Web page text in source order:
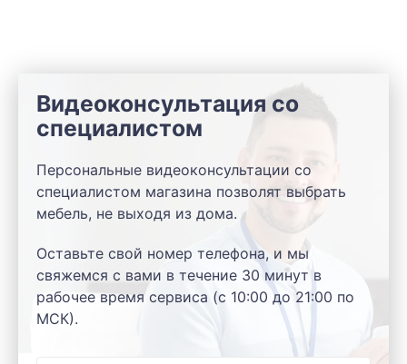
Видеоконсультация со
специалистом
Персональные видеоконсультации со
специалистом магазина позволят выбрать
мебель, не выходя из дома.
Оставьте свой номер телефона, и мы
свяжемся с вами в течение 30 минут в
рабочее время сервиса (с 10:00 до 21:00 по
МСК).